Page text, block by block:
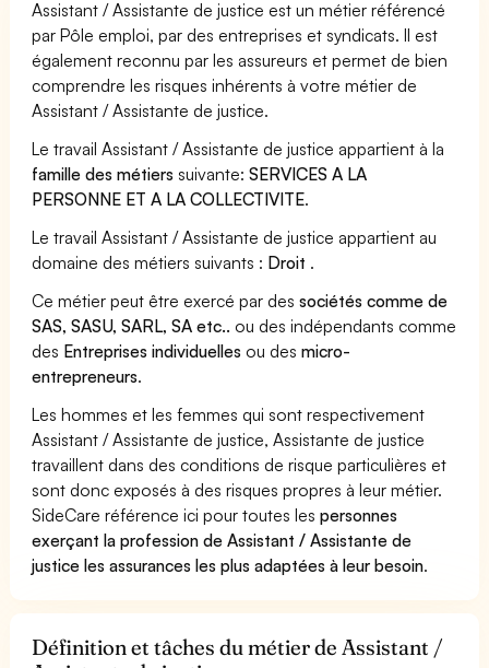
Assistant / Assistante de justice est un métier référencé
par Pôle emploi, par des entreprises et syndicats. Il est
également reconnu par les assureurs et permet de bien
comprendre les risques inhérents à votre métier de
Assistant / Assistante de justice.
Le travail Assistant / Assistante de justice appartient à la
famille des métiers suivante:SERVICES A LA
PERSONNE ET A LA COLLECTIVITE.
Le travail Assistant / Assistante de justice appartient au
domaine des métiers suivants : Droit .
Ce métier peut être exercé par dessociétés comme de
SAS, SASU, SARL, SA etc.. ou des indépendants comme
des Entreprises individuelles ou desmicro-
entrepreneurs.
Les hommes et les femmes qui sont respectivement
Assistant / Assistante de justice, Assistante de justice
travaillent dans des conditions de risque particulières et
sont donc exposés à des risques propres à leur métier.
SideCare référence ici pour toutes lespersonnes
exerçant la profession de Assistant / Assistante de
justice les assurances les plus adaptées à leur besoin.
Définition et tâches du métier de Assistant /